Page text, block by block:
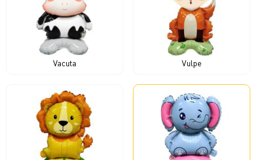
Vacuta Vulpe